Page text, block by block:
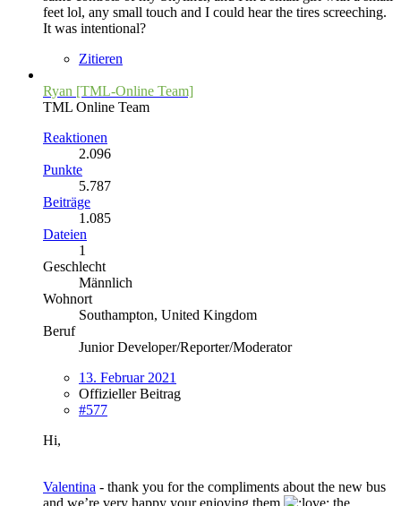
feet lol, any small touch and I could hear the tires screeching.
It was intentional?
Zitieren
Ryan [TML-Online Team]
TML Online Team
Reaktionen
2.096
Punkte
5.787
Beiträge
1.085
Dateien
1
Geschlecht
Männlich
Wohnort
Southampton, United Kingdom
Beruf
Junior Developer/Reporter/Moderator
13. Februar 2021
Offizieller Beitrag
#577
Hi,
Valentina - thank you for the compliments about the new bus
and we’re very happy your enjoying them
the